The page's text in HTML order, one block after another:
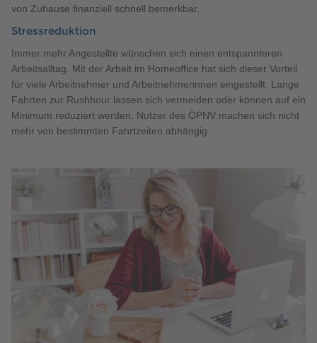
von Zuhause finanziell schnell bemerkbar.
Stressreduktion
Immer mehr Angestellte wünschen sich einen entspannteren
Arbeitsalltag. Mit der Arbeit im Homeoffice hat sich dieser Vorteil
für viele Arbeitnehmer und Arbeitnehmerinnen eingestellt. Lange
Fahrten zur Rushhour lassen sich vermeiden oder können auf ein
Minimum reduziert werden. Nutzer des ÖPNV machen sich nicht
mehr von bestimmten Fahrtzeiten abhängig.